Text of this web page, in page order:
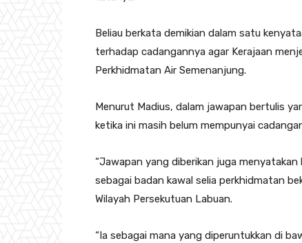
Beliau berkata demikian dalam satu
terhadap cadangannya agar Kerajaan
Perkhidmatan Air Semenanjung.
Menurut Madius, dalam jawapan bertulis
ketika ini masih belum mempunyai
“Jawapan yang diberikan juga
sebagai badan kawal selia perkhidmatan
Wilayah Persekutuan Labuan.
“Ia sebagai mana yang diperuntukkan di